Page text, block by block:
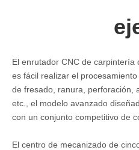
El enrutador CNC de carpintería
es fácil realizar el
de fresado, ranura, perforación,
etc., el modelo avanzado
con un conjunto competitivo de
El centro de mecanizado de